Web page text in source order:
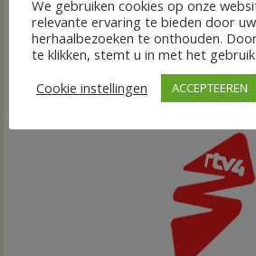
We gebruiken cookies op onze
relevante ervaring te bieden door
herhaalbezoeken te onthouden.
te klikken, stemt u in met het gebruik
Cookie instellingen
ACCEPTEEREN